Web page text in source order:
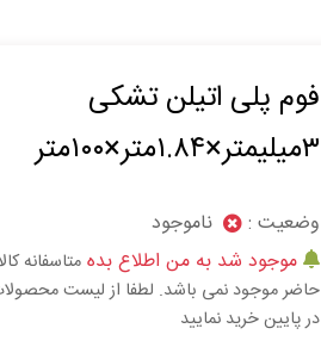
فوم پلی اتیلن تشکی
۳میلیمتر×۱.۸۴متر×۱۰۰متر
وضعیت :
ناموجود
موجود شد به من اطلاع بده متاسفانه
حاضر موجود نمی باشد. لطفا از لیست
در پایین خرید نمایید